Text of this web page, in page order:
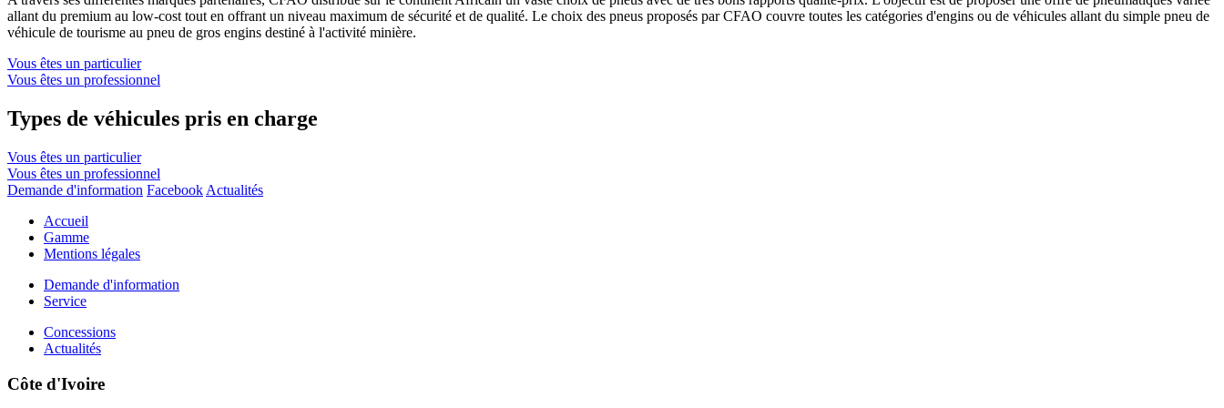
allant du premium au low-cost tout en offrant un niveau maximum de sécurité et de qualité. Le choix des pneus proposés par CFAO couvre toutes les catégories d'engins ou de véhicules allant du simple pneu de
véhicule de tourisme au pneu de gros engins destiné à l'activité minière.
Vous êtes un particulier
Vous êtes un professionnel
Types de véhicules pris en charge
Vous êtes un particulier
Vous êtes un professionnel
Demande d'information Facebook Actualités
Accueil
Gamme
Mentions légales
Demande d'information
Service
Concessions
Actualités
Côte d'Ivoire